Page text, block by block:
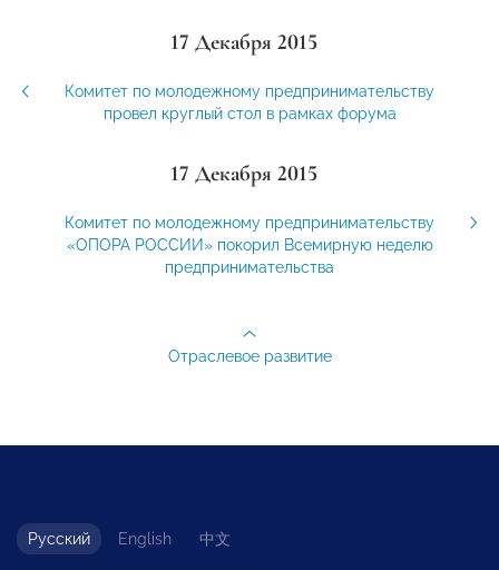
17 Декабря 2015
Комитет по молодежному предпринимательству
провел круглый стол в рамках форума
17 Декабря 2015
Комитет по молодежному предпринимательству
«ОПОРА РОССИИ» покорил Всемирную неделю
предпринимательства
Отраслевое развитие
Русский English 中文